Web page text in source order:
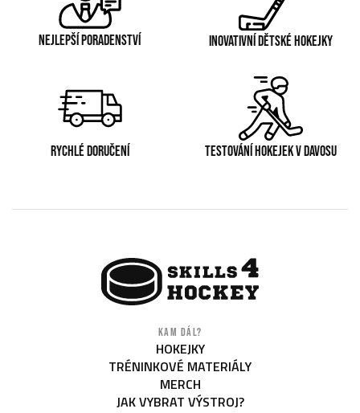
NEJLEPŠÍ PORADENSTVÍ INOVATIVNÍ DĚTSKÉ HOKEJKY
RYCHLÉ DORUČENÍ TESTOVÁNÍ HOKEJEK V DAVOSU
KAM DÁL?
HOKEJKY
TRÉNINKOVÉ MATERIÁLY
MERCH
JAK VYBRAT VÝSTROJ?